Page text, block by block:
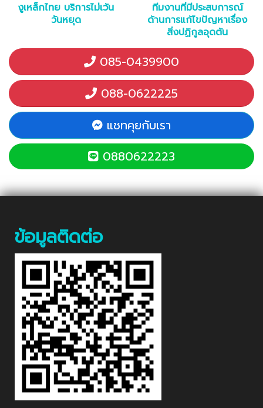
งูเหล็กไทย บริการไม่เว้น
วันหยุด
ทีมงานที่มีประสบการณ์
ด้านการแก้ไขปัญหาเรื่อง
สิ่งปฏิกูลอุดตัน
085-0439900
088-0622225
แชทคุยกับเรา
0880622223
ข้อมูลติดต่อ